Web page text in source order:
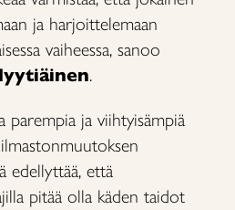
ja harjoittelemaan
vaiheessa, sanoo
.
parempia ja viihtyisämpiä
edellyttää, että
pitää olla käden taidot